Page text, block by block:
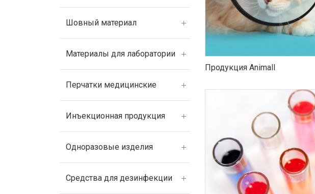
Шовный материал
Материалы для лаборатории
Перчатки медицинские
Инъекционная продукция
Одноразовые изделия
Средства для дезинфекции
Продукция Animall